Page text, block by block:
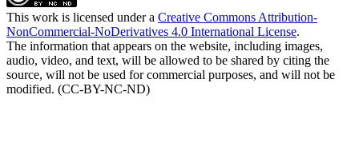
This work is licensed under a Creative Commons Attribution-
NonCommercial-NoDerivatives 4.0 International License.
The information that appears on the website, including images,
audio, video, and text, will be allowed to be shared by citing the
source, will not be used for commercial purposes, and will not be
modified. (CC-BY-NC-ND)